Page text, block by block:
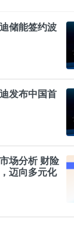
储能签约波
发布中国首
场分析 财险
迈向多元化